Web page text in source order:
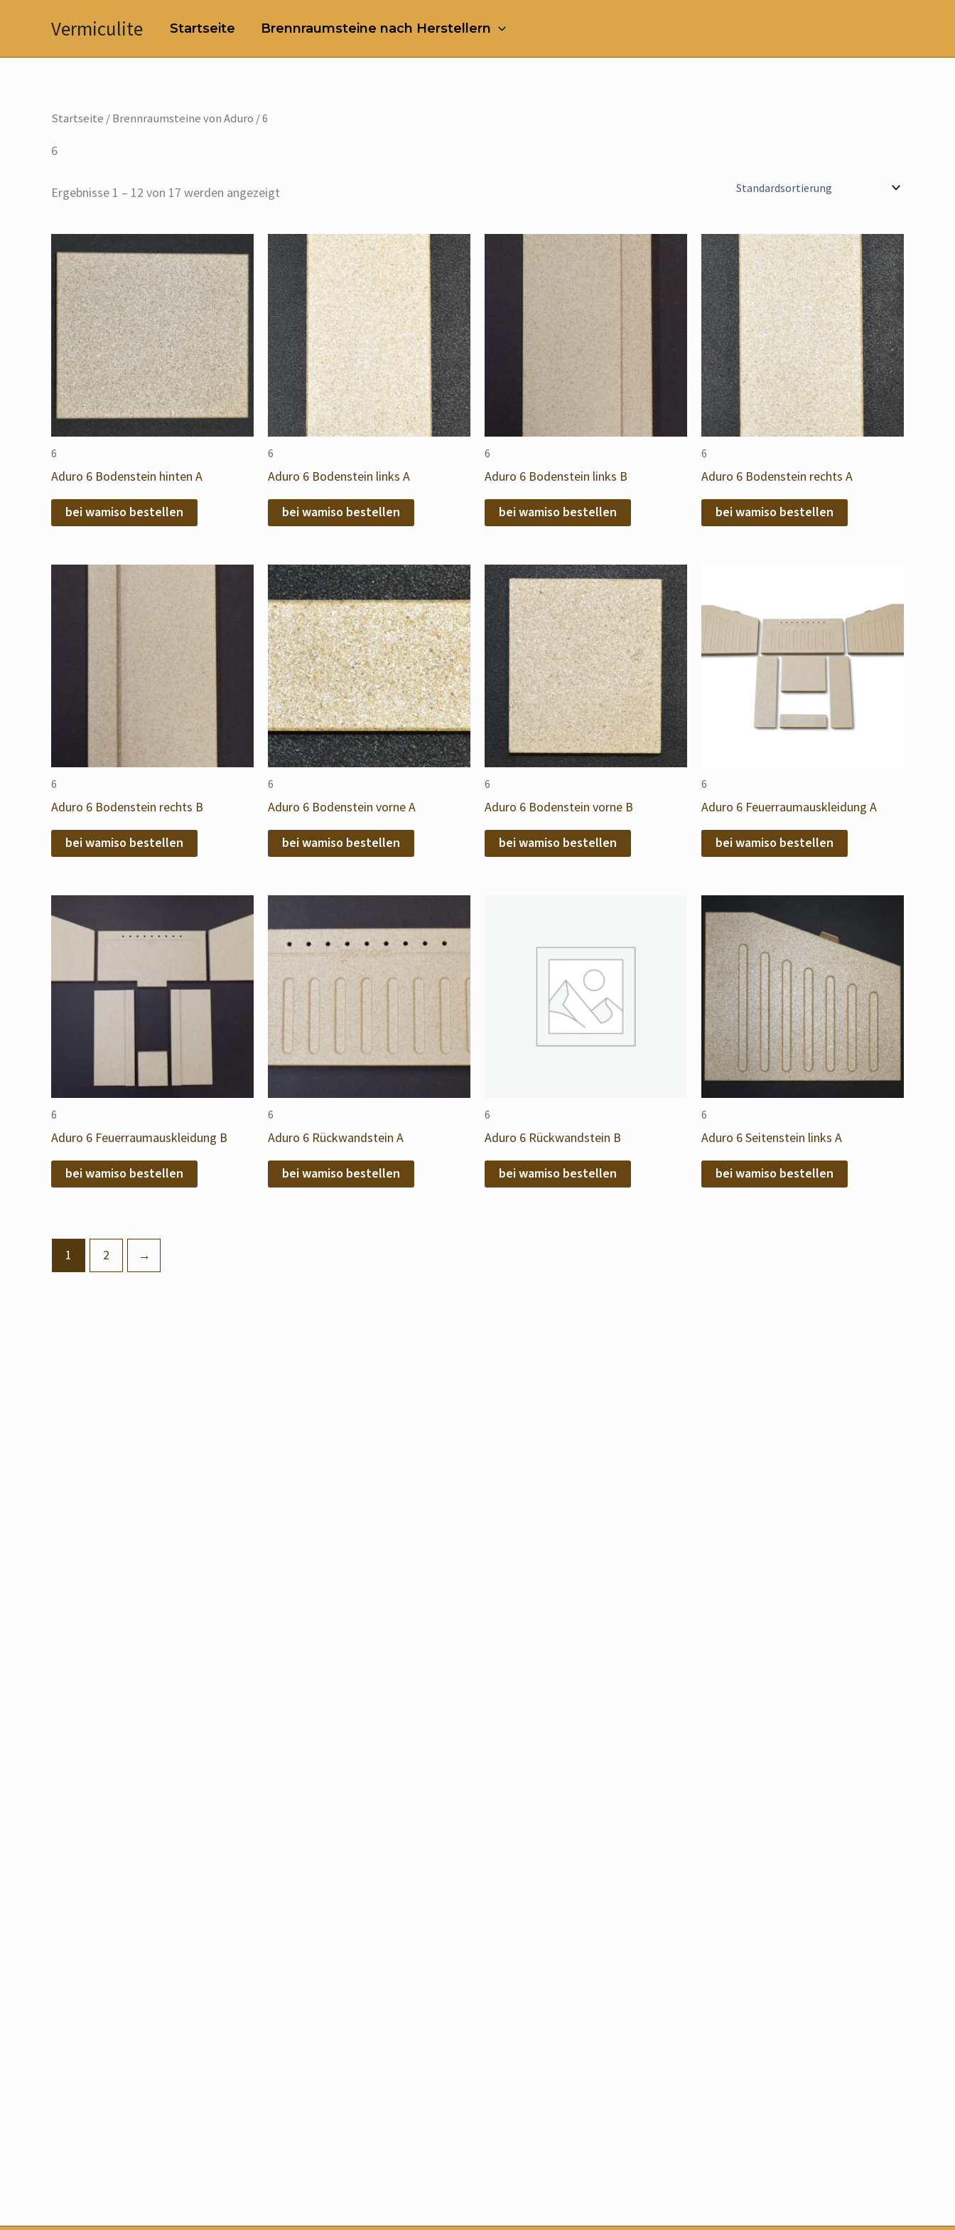
Vermiculite Startseite Brennraumsteine nach Herstellern
Startseite /Brennraumsteine von Aduro / 6
6
Ergebnisse 1 – 12 von 17 werden angezeigt
6
Aduro 6 Bodenstein hinten A
bei wamiso bestellen
6
Aduro 6 Bodenstein links A
bei wamiso bestellen
6
Aduro 6 Bodenstein links B
bei wamiso bestellen
6
Aduro 6 Bodenstein rechts A
bei wamiso bestellen
6
Aduro 6 Bodenstein rechts B
bei wamiso bestellen
6
Aduro 6 Bodenstein vorne A
bei wamiso bestellen
6
Aduro 6 Bodenstein vorne B
bei wamiso bestellen
6
Aduro 6 Feuerraumauskleidung A
bei wamiso bestellen
6
Aduro 6 Feuerraumauskleidung B
bei wamiso bestellen
6
Aduro 6 Rückwandstein A
bei wamiso bestellen
6
Aduro 6 Rückwandstein B
bei wamiso bestellen
6
Aduro 6 Seitenstein links A
bei wamiso bestellen
1 2 →